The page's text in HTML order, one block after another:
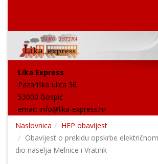
Lika Express
Pazariška ulica 36
53000 Gospić
email: info@lika-express.hr
Naslovnica
HEP obavijest
Obavijest o prekidu opskrbe
dio naselja Melnice i Vratnik